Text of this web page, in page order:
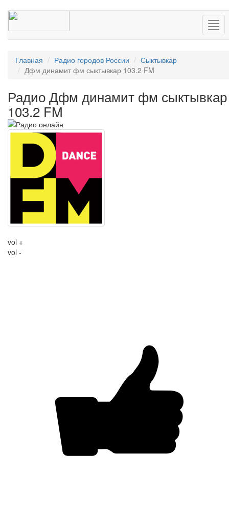
Главная Радио городов России
Сыктывкар
Дфм динамит фм сыктывкар 103.2 FM
Радио Дфм динамит фм сыктывкар
103.2 FM
vol +
vol -